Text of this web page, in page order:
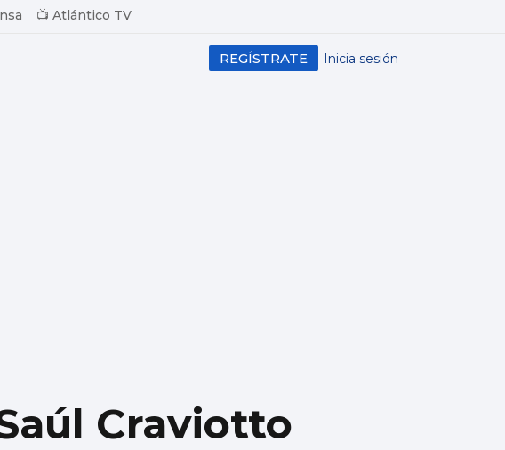
📺 Atlántico TV
Inicia sesión
REGÍSTRATE
Craviotto